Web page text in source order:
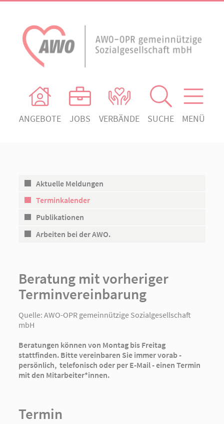
ANGEBOTE JOBS VERBÄNDE SUCHE MENÜ
AWO Ortsverein Rheinsberg
Aktuelle Meldungen
Terminkalender
Publikationen
Arbeiten bei der AWO.
Beratung mit vorheriger
Terminvereinbarung
Quelle: AWO-OPR gemeinnützige Sozialgesellschaft
mbH
Beratungen können von Montag bis Freitag
stattfinden. Bitte vereinbaren Sie immer vorab -
persönlich, telefonisch oder per E-Mail - einen Termin
mit den Mitarbeiter*innen.
Termin